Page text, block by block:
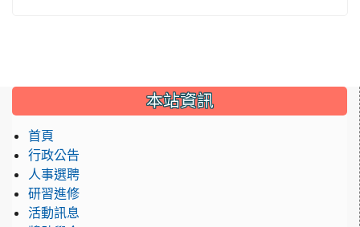
本站資訊
首頁
行政公告
人事選聘
研習進修
活動訊息